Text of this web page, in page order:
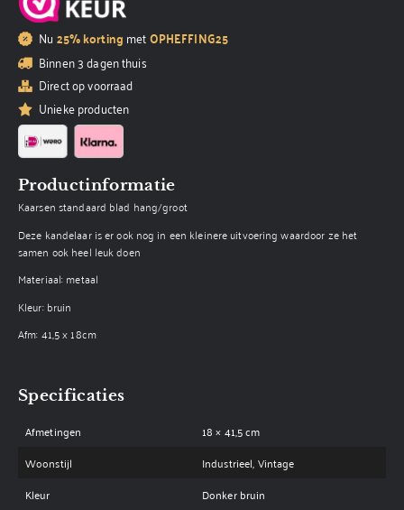
Nu 25% korting metOPHEFFING25
Binnen 3 dagen thuis
Direct op voorraad
Unieke producten
Productinformatie
Kaarsen standaard blad hang/groot
Deze kandelaar is er ook nog in een kleinere uitvoering waardoor ze het
samen ook heel leuk doen
Materiaal: metaal
Kleur: bruin
Afm: 41,5 x 18cm
Specificaties
Afmetingen
18 × 41,5 cm
Woonstijl
Industrieel, Vintage
Kleur
Donker bruin